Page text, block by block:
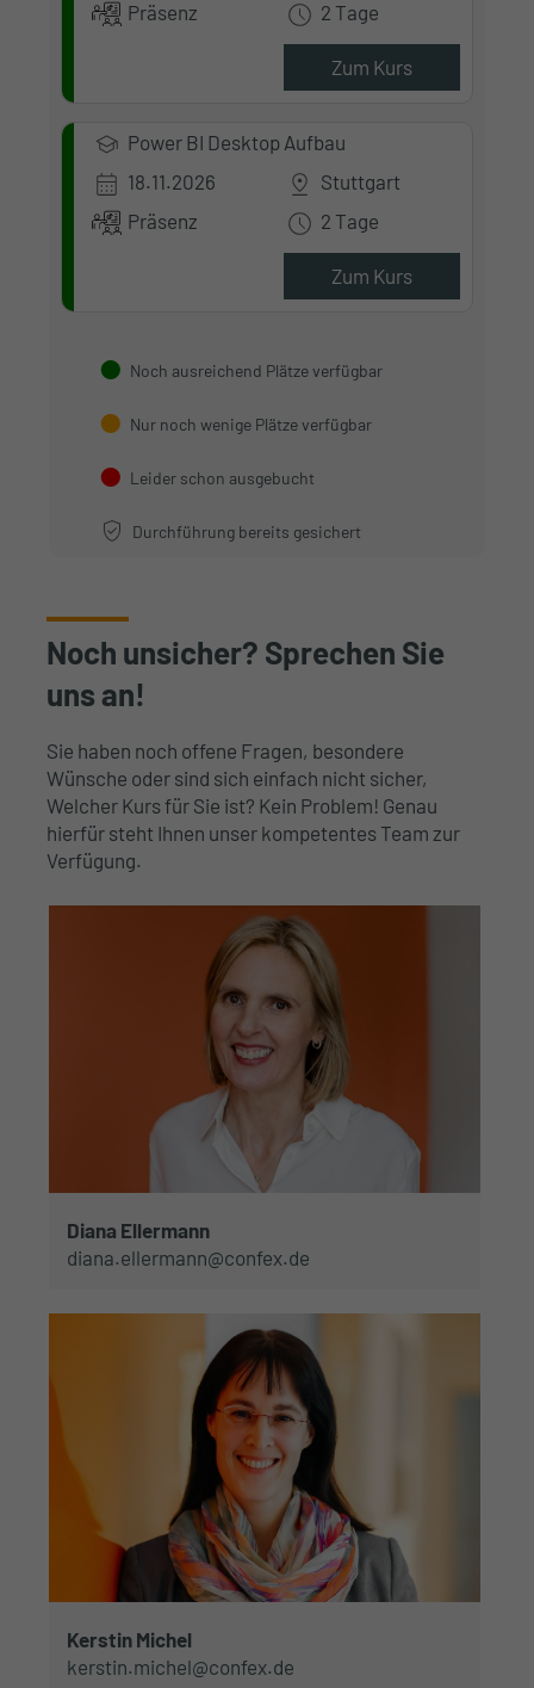
Präsenz
2 Tage
Zum Kurs
Power BI Desktop Aufbau
18.11.2026
Stuttgart
Präsenz
2 Tage
Zum Kurs
Noch ausreichend Plätze verfügbar
Nur noch wenige Plätze verfügbar
Leider schon ausgebucht
Durchführung bereits gesichert
Noch unsicher? Sprechen Sie
uns an!
Sie haben noch offene Fragen, besondere
Wünsche oder sind sich einfach nicht sicher,
Welcher Kurs für Sie ist? Kein Problem! Genau
hierfür steht Ihnen unser kompetentes Team zur
Verfügung.
Diana Ellermann
diana.ellermann@confex.de
Kerstin Michel
kerstin.michel@confex.de